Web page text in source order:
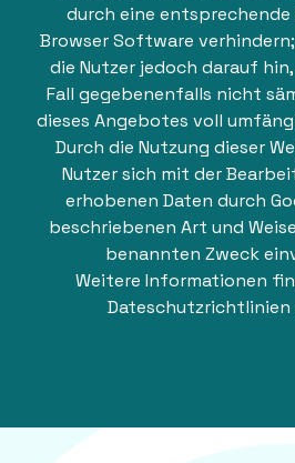
durch eine entsprechende
Browser Software
die Nutzer jedoch darauf
Fall gegebenenfalls nicht
dieses Angebotes voll
Durch die Nutzung dieser
Nutzer sich mit der
erhobenen Daten durch
beschriebenen Art und
benannten Zweck
Weitere Informationen
Dateschutzrichtlinien